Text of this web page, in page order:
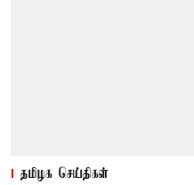
தமிழக செய்திகள்